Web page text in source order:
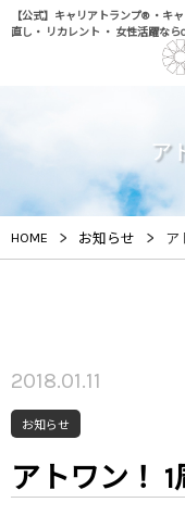
【公式】キャリアトランプ® ・キ
直し・ リカレント ・ 女性活躍なら
ア
HOME > お知らせ > ア
2018.01.11
お知らせ
アトワン！